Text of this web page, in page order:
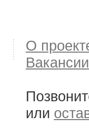
О
Вакансии
или